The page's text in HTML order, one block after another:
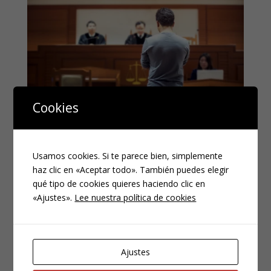
Sentencia del
Tribunal
Constitucional nº
35/2021 de 18 de
febrero. Doctrina
sobre el derecho a la
Cookies
Usamos cookies. Si te parece bien, simplemente
haz clic en «Aceptar todo». También puedes elegir
qué tipo de cookies quieres haciendo clic en
«Ajustes». Lee nuestra política de cookies
Ajustes